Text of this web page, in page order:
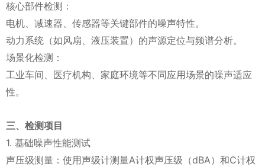
核心部件检测‌：
电机、减速器、传感器等关键部件的噪声特性‌。
动力系统（如风扇、液压装置）的声源定位与频谱分析‌。
场景化检测‌：
工业车间、医疗机构、家庭环境等不同应用场景的噪声适应
性‌。
三、检测项目‌
1. 基础噪声性能测试‌
声压级测量‌：使用声级计测量A计权声压级（dBA）和C计权